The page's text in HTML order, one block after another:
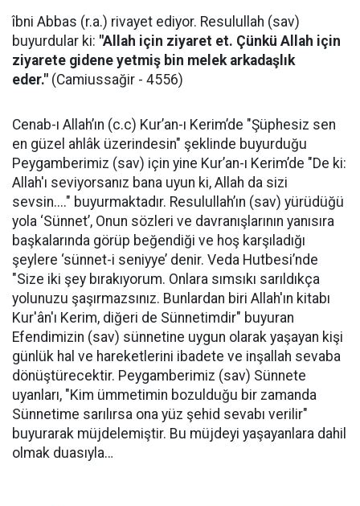
îbni Abbas (r.a.) rivayet ediyor. Resulullah (sav)
buyurdular ki: "Allah için ziyaret et. Çünkü Allah için
ziyarete gidene yetmiş bin melek arkadaşlık
eder." (Camiussağir - 4556)
Cenab-ı Allah’ın (c.c) Kur’an-ı Kerim’de "Şüphesiz sen
en güzel ahlâk üzerindesin" şeklinde buyurduğu
Peygamberimiz (sav) için yine Kur’an-ı Kerim’de "De ki:
Allah'ı seviyorsanız bana uyun ki, Allah da sizi
sevsin...." buyurmaktadır. Resulullah’ın (sav) yürüdüğü
yola ‘Sünnet’, Onun sözleri ve davranışlarının yanısıra
başkalarında görüp beğendiği ve hoş karşıladığı
şeylere ‘sünnet-i seniyye’ denir. Veda Hutbesi’nde
"Size iki şey bırakıyorum. Onlara sımsıkı sarıldıkça
yolunuzu şaşırmazsınız. Bunlardan biri Allah'ın kitabı
Kur'ân'ı Kerim, diğeri de Sünnetimdir" buyuran
Efendimizin (sav) sünnetine uygun olarak yaşayan kişi
günlük hal ve hareketlerini ibadete ve inşallah sevaba
dönüştürecektir. Peygamberimiz (sav) Sünnete
uyanları, "Kim ümmetimin bozulduğu bir zamanda
Sünnetime sarılırsa ona yüz şehid sevabı verilir"
buyurarak müjdelemiştir. Bu müjdeyi yaşayanlara dahil
olmak duasıyla…